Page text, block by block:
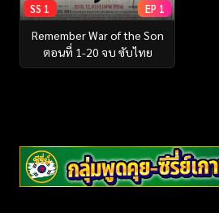
SS 1 EP 1
Remember War of the Son
ตอนที่ 1-20 จบ ซับไทย